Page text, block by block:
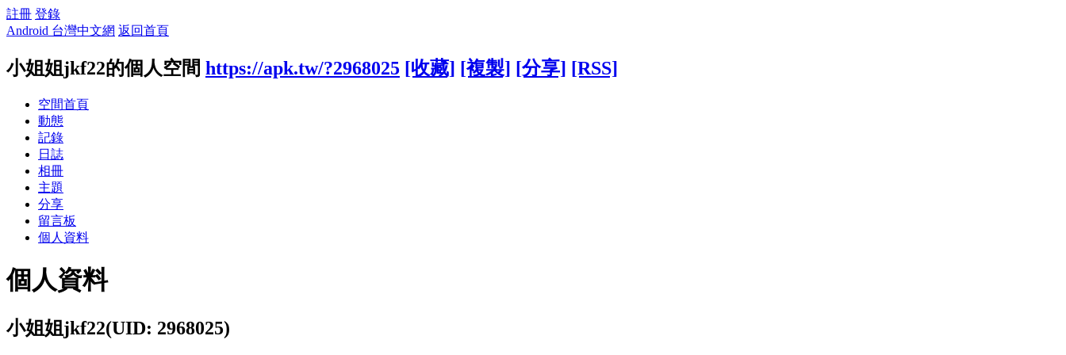
註冊 登錄
Android 台灣中文網 返回首頁
小姐姐jkf22的個人空間 https://apk.tw/?2968025 [收藏] [複製] [分享] [RSS]
空間首頁
動態
記錄
日誌
相冊
主題
分享
留言板
個人資料
個人資料
小姐姐jkf22(UID: 2968025)